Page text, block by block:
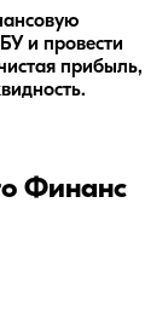
и провести
прибыль,
Финанс